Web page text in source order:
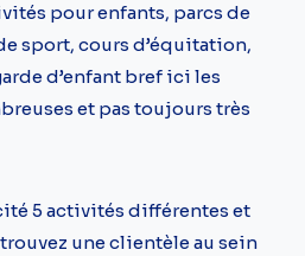
pour enfants, parcs de
sport, cours d’équitation,
d’enfant bref ici les
et pas toujours très
5 activités différentes et
une clientèle au sein